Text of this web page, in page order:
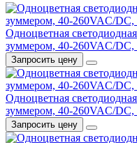
Одноцветная
зуммером, 40-260VAC/DC,
Запросить цену
Одноцветная
зуммером, 40-260VAC/DC,
Запросить цену